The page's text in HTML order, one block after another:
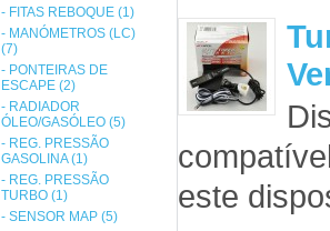
- FITAS REBOQUE (1)
- MANÓMETROS (LC)
(7)
- PONTEIRAS DE
ESCAPE (2)
- RADIADOR
ÓLEO/GASÓLEO (5)
- REG. PRESSÃO
GASOLINA (1)
- REG. PRESSÃO
TURBO (1)
- SENSOR MAP (5)
este